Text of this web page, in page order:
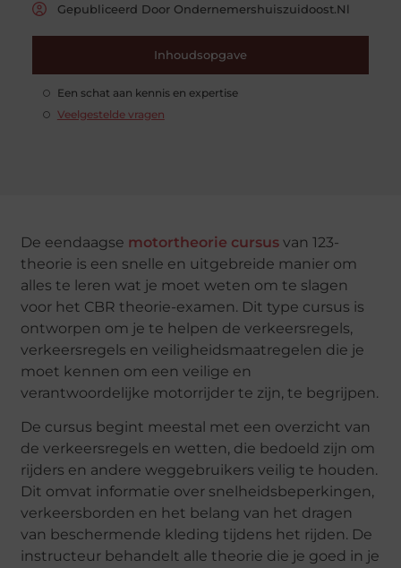
Gepubliceerd Door Ondernemershuiszuidoost.nl
Inhoudsopgave
Een schat aan kennis en expertise
Veelgestelde vragen
De eendaagse motortheorie cursus van 123-
theorie is een snelle en uitgebreide manier om
alles te leren wat je moet weten om te slagen
voor het CBR theorie-examen. Dit type cursus is
ontworpen om je te helpen de verkeersregels,
verkeersregels en veiligheidsmaatregelen die je
moet kennen om een veilige en
verantwoordelijke motorrijder te zijn, te begrijpen.
De cursus begint meestal met een overzicht van
de verkeersregels en wetten, die bedoeld zijn om
rijders en andere weggebruikers veilig te houden.
Dit omvat informatie over snelheidsbeperkingen,
verkeersborden en het belang van het dragen
van beschermende kleding tijdens het rijden. De
instructeur behandelt alle theorie die je goed in je